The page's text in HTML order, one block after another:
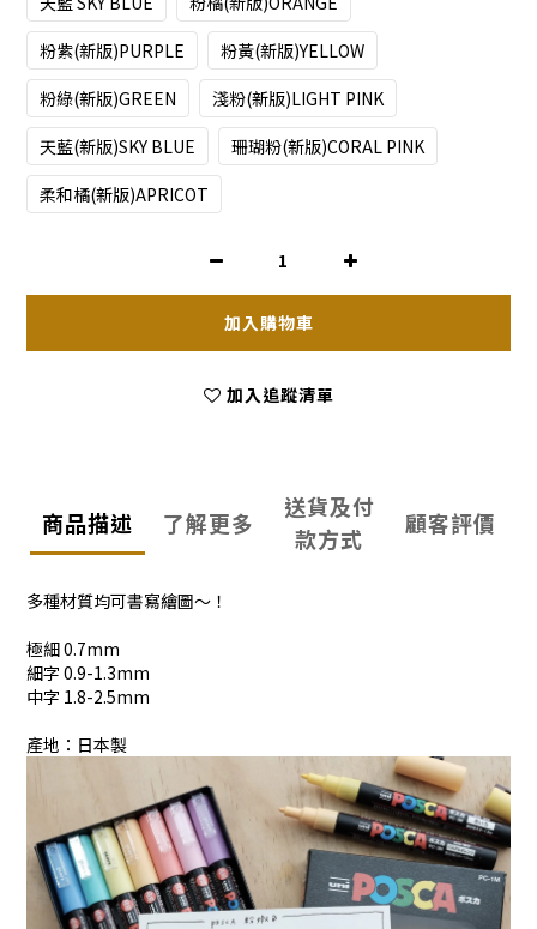
粉紫(新版)PURPLE
粉黃(新版)YELLOW
粉綠(新版)GREEN
淺粉(新版)LIGHT PINK
天藍(新版)SKY BLUE
珊瑚粉(新版)CORAL PINK
柔和橘(新版)APRICOT
加入購物車
加入追蹤清單
商品描述 了解更多
送貨及付
款方式
顧客評價
多種材質均可書寫繪圖～！
極細 0.7mm
細字 0.9-1.3mm
中字 1.8-2.5mm
產地：日本製